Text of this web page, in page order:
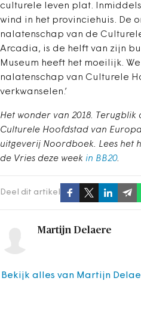
culturele leven plat.
wind in het provinciehuis. De
nalatenschap van de
Arcadia, is de helft van zijn
Museum heeft het moeilijk.
nalatenschap van Culturele
verkwanselen.’
Het wonder van 2018.
Culturele Hoofdstad van
uitgeverij Noordboek. Lees het
de Vries deze week in BB20.
Deel dit artikel
Martijn Delaere
Bekijk alles van Martijn